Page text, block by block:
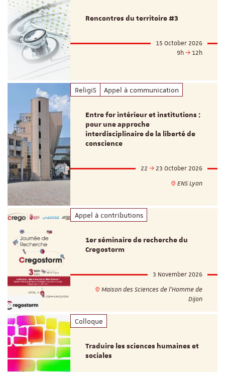
Rencontres du territoire #3
15 October 2026
9h
12h
ReligiS Appel à communication
Entre for intérieur et institutions :
pour une approche
interdisciplinaire de la liberté de
conscience
22
23 October 2026
ENS Lyon
Appel à contributions
1er séminaire de recherche du
Cregostorm
3 November 2026
Maison des Sciences de l'Homme de
Dijon
Colloque
Traduire les sciences humaines et
sociales